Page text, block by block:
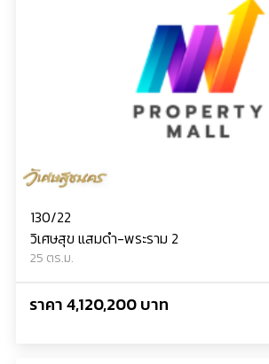
130/22
วิเศษสุข แสมดำ-พระราม 2
25 ตร.ม.
ราคา 4,120,200 บาท